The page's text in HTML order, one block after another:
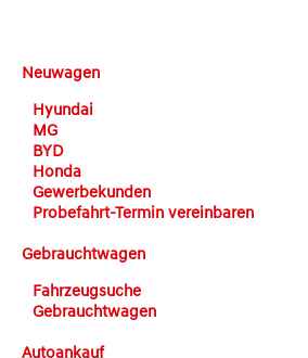
Neuwagen
Hyundai
MG
BYD
Honda
Gewerbekunden
Probefahrt-Termin vereinbaren
Gebrauchtwagen
Fahrzeugsuche
Gebrauchtwagen
Autoankauf